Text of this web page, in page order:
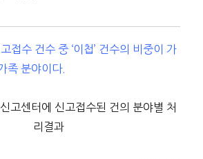
접수 건수 중 ‘이첩’ 건수의 비중이 가
족 분야이다.
고센터에 신고접수된 건의 분야별 처
리결과